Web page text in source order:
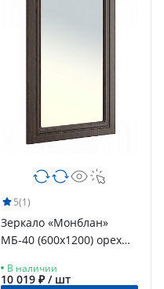
5(1)
Зеркало «Монблан»
МБ-40 (600х1200) орех
В наличии
10 019 ₽ / шт